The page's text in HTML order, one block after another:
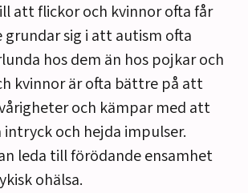
att flickor och kvinnor ofta får
grundar sig i att autism ofta
hos dem än hos pojkar och
kvinnor är ofta bättre på att
och kämpar med att
och hejda impulser.
leda till förödande ensamhet
ohälsa.